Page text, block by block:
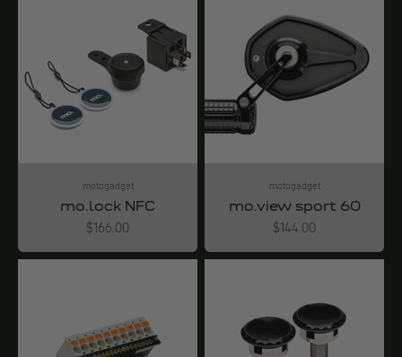
motogadget
mo.lock NFC
Angebot
$166.00
motogadget
mo.view sport 60
Angebot
$144.00